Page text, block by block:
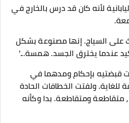
لأنه كان قد درس بالخارج في
على السياج. إنها مصنوعة بشكل
عندما يخترق الجسد. همسة...'
قبضتيه بإحكام ومدهما في
للغاية. ولفتت الخطافات الحادة
ومتقاطعة. بدا وكأنه